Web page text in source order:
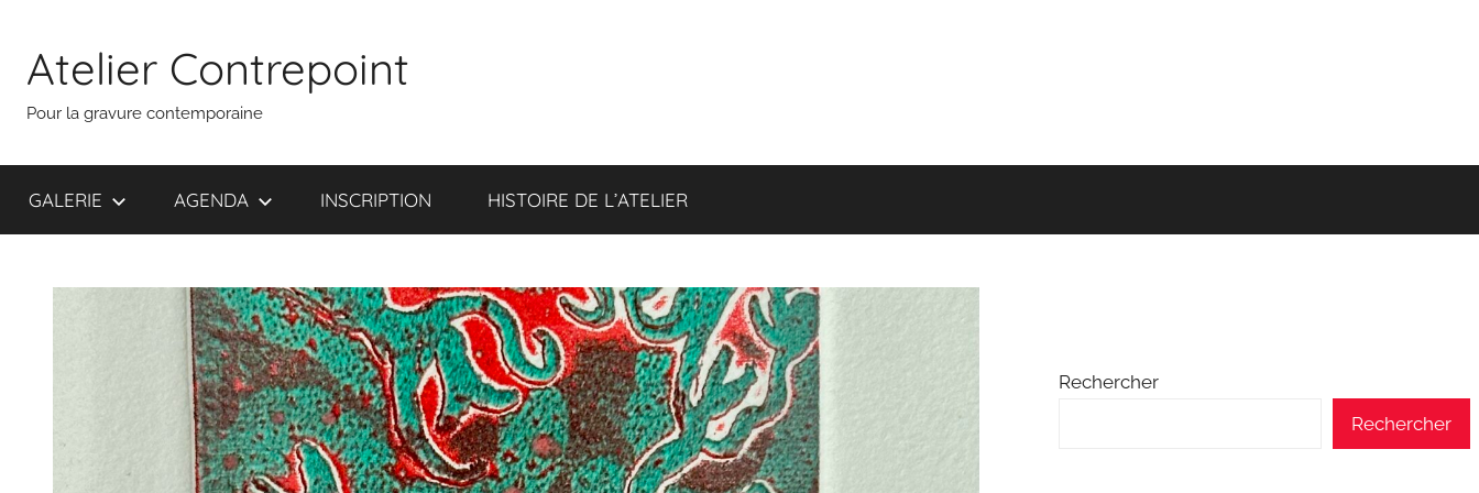
contenu
Atelier Contrepoint
Pour la gravure contemporaine
GALERIE AGENDA INSCRIPTION HISTOIRE DE L’ATELIER
Rechercher
Rechercher